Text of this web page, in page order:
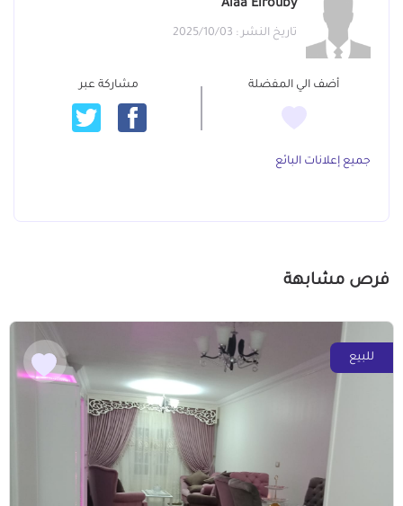
Alaa Elrouby
تاريخ النشر : 2025/10/03
أضف الي المفضلة مشاركة عبر
جميع إعلانات البائع
فرص مشابهة
للبيع